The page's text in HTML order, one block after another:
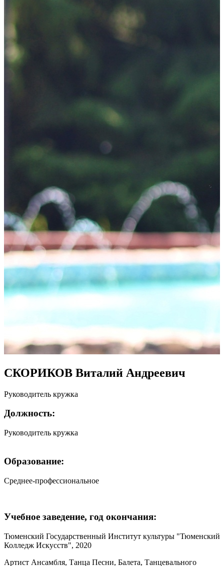
СКОРИКОВ Виталий Андреевич
Руководитель кружка
Должность:
Руководитель кружка
Образование:
Среднее-профессиональное
Учебное заведение, год окончания:
Тюменский Государственный Институт культуры "Тюменский
Колледж Искусств", 2020
Артист Ансамбля, Танца Песни, Балета, Танцевального